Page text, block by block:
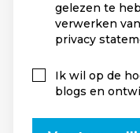
gelezen te
verwerken
privacy
Ik wil op de
blogs en